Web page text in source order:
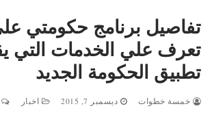
تفاصيل برنامج حكومتي
تعرف علي الخدمات التي
تطبيق الحكومة الجديد
خمسة خطوات ديسمبر 7, 2015 اخبار